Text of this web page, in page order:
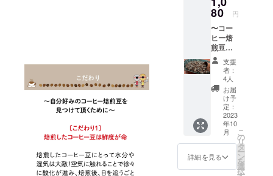
入時に役立
つよう購入
履歴が残り
※「この前
よりも深く
煎って欲し
い…。」等
のご要望に
もお応えし
ていきます
体験ができ
粉）」
をお選
さい。
︎︎◇受取
希望
日・時
間帯は
メール
にて確
認させ
ていた
だきま
す。 10
月以降
日をご
指定く
ヒー豆
です。
カップ
の大き
さやお
好みに
よりま
すが、
約20杯
分にな
りま
す。 ※
オプ
ション
から
「豆の
使用し
た「ポ
トスま
めやさ
ん・オ
リジナ
ルブレ
ンド」
です♪
カップ
の大き
さやお
好みに
よりま
すが、
約20杯
80 円
〜コー
ヒー焙
煎豆・
店頭受
取〜
【（深
煎り）
オリジ
ナルブ
レンド
200g】
◇
スペ
シャル
ティ
コー
支援
者：
4人
お届
け予
定：
2023
年10
月
詳細を見る
こ
の
リ
タ
ー
ン
を
選
択